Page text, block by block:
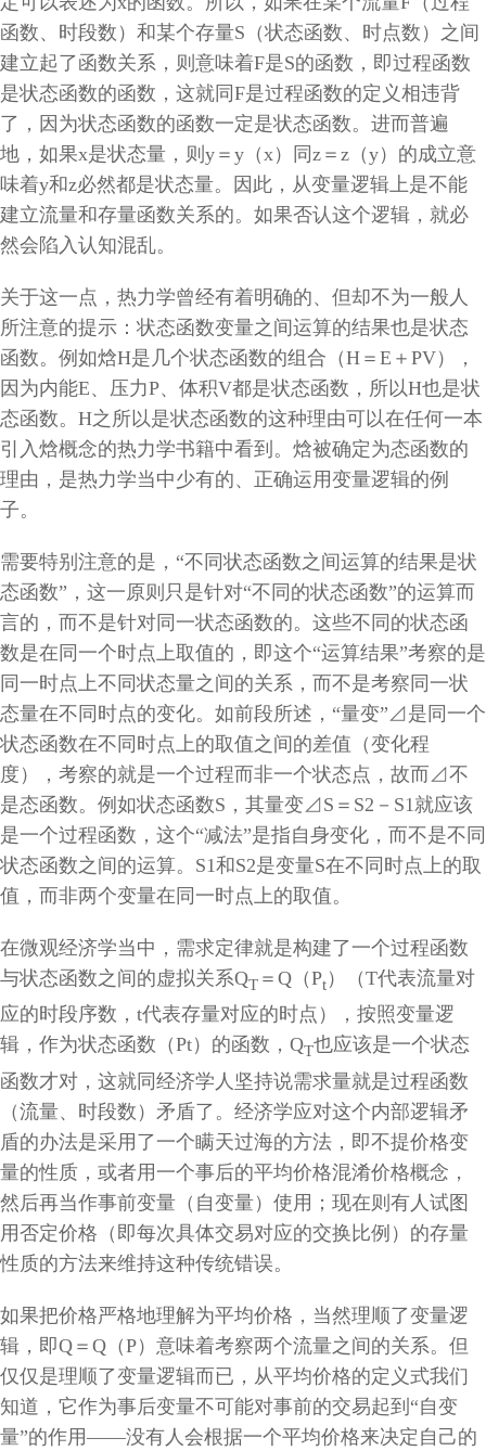
函数、时段数）和某个存量S （状态函数、时点数）之间
建立起了函数关系，则意味着F是S的函数，即过程函数
是状态函数的函数，这就同F是过程函数的定义相违背
了，因为状态函数的函数一定是状态函数。进而普遍
地，如果x是状态量，则 y ＝ y （x）同z ＝ z （y）的成立意
味着y和z必然都是状态量。因此，从变量逻辑上是不能
建立流量和存量函数关系的。如果否认这个逻辑，就必
然会陷入认知混乱。
关于这一点，热力学曾经有着明确的、但却不为一般人
所注意的提示：状态函数变量之间运算的结果也是状态
函数。例如焓H是几个状态函数的组合（H ＝ E ＋ PV），
因为内能E、压力P、体积V都是状态函数，所以H也是状
态函数。 H之所以是状态函数的这种理由可以在任何一本
引入焓概念的热力学书籍中看到。焓被确定为态函数的
理由，是热力学当中少有的、正确运用变量逻辑的例
子。
需要特别注意的是，“不同状态函数之间运算的结果是状
态函数”，这一原则只是针对“不同的状态函数”的运算而
言的，而不是针对同一状态函数的。这些不同的状态函
数是在同一个时点上取值的，即这个“运算结果”考察的是
同一时点上不同状态量之间的关系，而不是考察同一状
态量在不同时点的变化。如前段所述，“量变”⊿是同一个
状态函数在不同时点上的取值之间的差值（变化程
度），考察的就是一个过程而非一个状态点，故而⊿不
是态函数。例如状态函数S ，其量变⊿S＝S2－S1就应该
是一个过程函数，这个“减法”是指自身变化，而不是不同
状态函数之间的运算。S1和S2是变量S在不同时点上的取
值，而非两个变量在同一时点上的取值。
在微观经济学当中，需求定律就是构建了一个过程函数
与状态函数之间的虚拟关系QT ＝ Q （Pt）（T代表流量对
应的时段序数， t代表存量对应的时点），按照变量逻
辑，作为状态函数（Pt）的函数， QT也应该是一个状态
函数才对，这就同经济学人坚持说需求量就是过程函数
（流量、时段数）矛盾了。经济学应对这个内部逻辑矛
盾的办法是采用了一个瞒天过海的方法，即不提价格变
量的性质，或者用一个事后的平均价格混淆价格概念，
然后再当作事前变量（自变量）使用；现在则有人试图
用否定价格（即每次具体交易对应的交换比例）的存量
性质的方法来维持这种传统错误。
如果把价格严格地理解为平均价格，当然理顺了变量逻
辑，即Q ＝ Q （P）意味着考察两个流量之间的关系。但
仅仅是理顺了变量逻辑而已，从平均价格的定义式我们
知道，它作为事后变量不可能对事前的交易起到“自变
量”的作用——没有人会根据一个平均价格来决定自己的